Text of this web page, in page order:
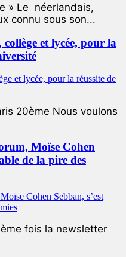
» Le néerlandais,
connu sous son...
et lycée, pour la
20ème Nous voulons
Moïse Cohen
de la pire des
fois la newsletter